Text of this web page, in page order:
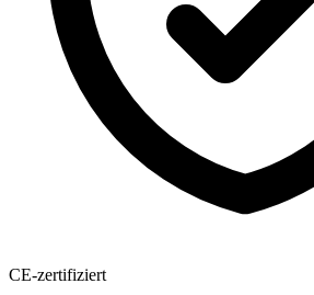
CE-zertifiziert